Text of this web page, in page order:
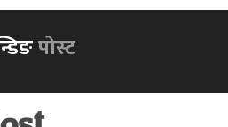
पोस्ट